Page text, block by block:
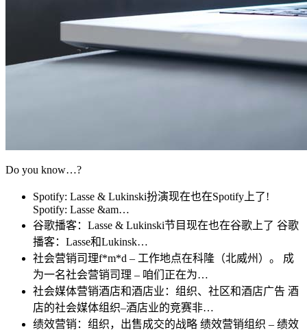
Do you know…?
Spotify: Lasse & Lukinski扮演现在也在Spotify上了!
Spotify: Lasse &am…
谷歌播客：Lasse & Lukinski节目现在也在谷歌上了 谷歌
播客：Lasse和Lukinsk…
社会营销司理f*m*d – 工作地点在科隆（北威州）。
成
为一名社会营销司理 – 咱们正在为…
社会媒体营销酒店和酒店业：组织、社区和酒店广告 酒
店的社会媒体组织–酒店业的竞赛非…
绩效营销：组织，出售成交的战略 绩效营销组织 – 绩效